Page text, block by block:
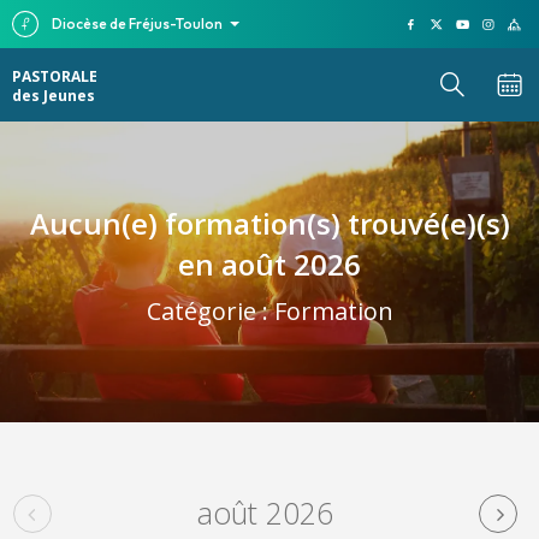
Diocèse de Fréjus-Toulon
PASTORALE
des Jeunes
Aucun(e) formation(s) trouvé(e)(s)
en août 2026
Catégorie :Formation
août 2026